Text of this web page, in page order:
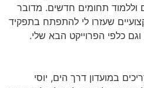
וללמוד תחומים חדשים. מדובר
שעזרו לי להתפתח בתפקיד
כלפי הפרוייקט הבא שלי.
במועדון דרך הים, יוסי